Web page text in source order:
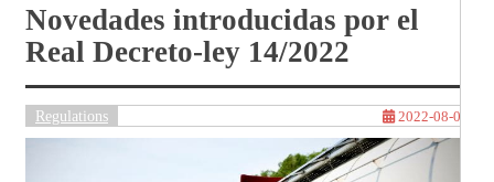
Novedades introducidas por el
Real Decreto-ley 14/2022
Regulations 2022-08-03